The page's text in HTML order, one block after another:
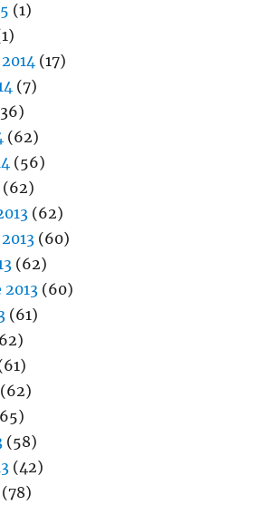
(1)
(17)
(7)
(62)
(56)
(62)
(62)
(60)
(62)
(60)
(61)
(62)
(58)
(42)
(78)